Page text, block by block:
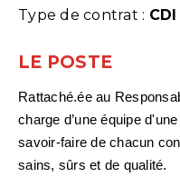
Type de contrat : CDI
LE POSTE
Rattaché.ée au
charge d’une équipe
savoir-faire de chacun
sains, sûrs et de qualité.